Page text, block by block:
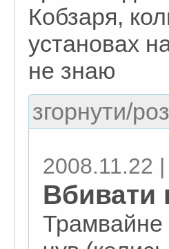
Кобзаря,
установах
не знаю
згорнути/
2008.11.22
Вбивати
Трамвайне